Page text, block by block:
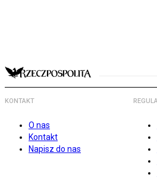
KONTAKT
O nas
Kontakt
Napisz do nas